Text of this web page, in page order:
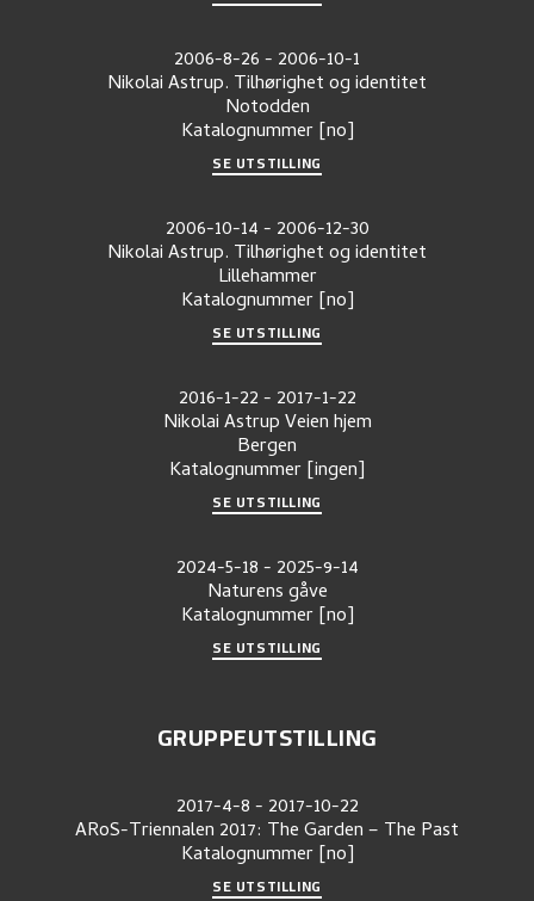
2006-8-26- 2006-10-1
Nikolai Astrup. Tilhørighet og identitet
Notodden
Katalognummer [no]
SE UTSTILLING
2006-10-14- 2006-12-30
Nikolai Astrup. Tilhørighet og identitet
Lillehammer
Katalognummer [no]
SE UTSTILLING
2016-1-22- 2017-1-22
Nikolai Astrup Veien hjem
Bergen
Katalognummer[ingen]
SE UTSTILLING
2024-5-18- 2025-9-14
Naturens gåve
Katalognummer [no]
SE UTSTILLING
GRUPPEUTSTILLING
2017-4-8- 2017-10-22
ARoS-Triennalen 2017: The Garden – The Past
Katalognummer [no]
SE UTSTILLING